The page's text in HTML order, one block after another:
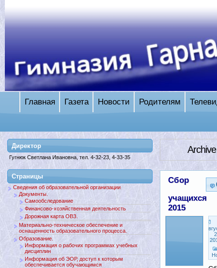
Главная Газета Новости Родителям
Сбор
учащихся
2015
Директор
Гугнюк Светлана Ивановна, тел. 4-32-23, 4-33-35
Страницы
Сведения об образовательной организации
Документы.
Самообследование
Финансово-хозяйственная деятельность
Дорожная карта ОВЗ.
Материально-техническое обеспечение и
оснащенность образовательного процесса.
Образование.
Информация о рабочих программах учебных
дисциплин
Информация об ЭОР, доступ к которым
обеспечивается обучающимся